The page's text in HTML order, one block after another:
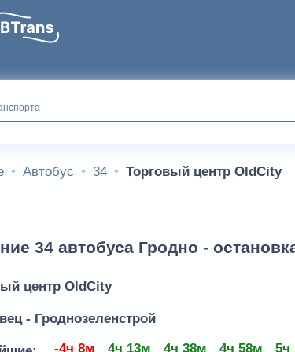
Автобус 34 Торговый центр OldCity
34 автобуса Гродно -
центр OldCity
- Гроднозеленстрой
-4ч 8м 4ч 13м 4ч 38м 4ч 58м 5ч